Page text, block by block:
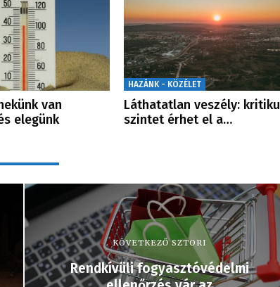
van
elegünk
HAZÁNK - KÖZÉLET
Láthatatlan veszély:
szintet érhet el a…
KÖVETKEZŐ SZTORI
Rendkívüli fogyasztóvédelmi